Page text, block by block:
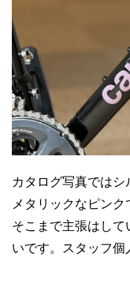
カタログ写真では
メタリックなピン
そこまで主張はして
いです。スタッフ個